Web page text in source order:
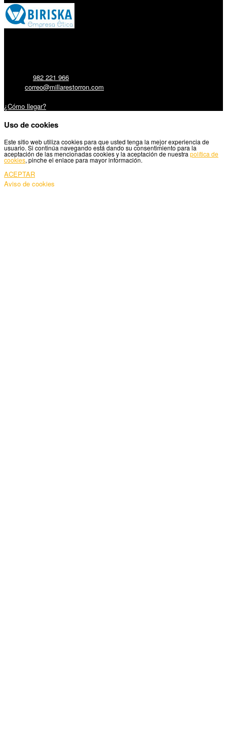
982 221 966
correo@millarestorron.com
¿Cómo llegar?
Uso de cookies
Este sitio web utiliza cookies para que usted tenga la mejor experiencia de
usuario. Si continúa navegando está dando su consentimiento para la
aceptación de las mencionadas cookies y la aceptación de nuestra política de
cookies, pinche el enlace para mayor información.
ACEPTAR
Aviso de cookies